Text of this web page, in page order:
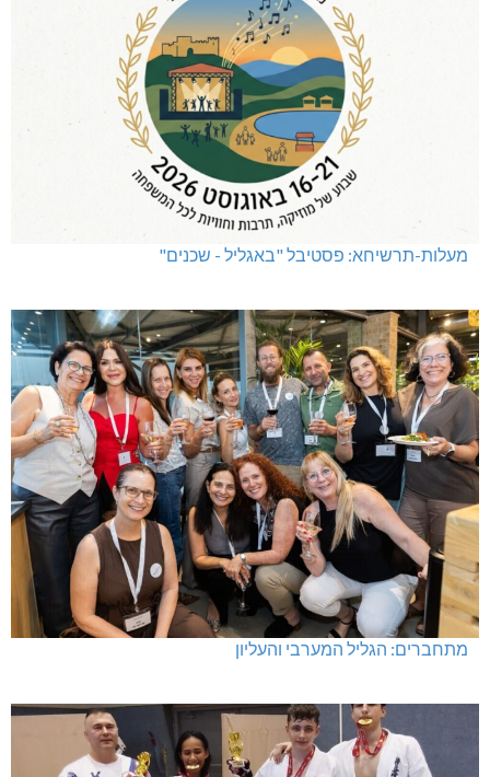
מעלות-תרשיחא: פסטיבל "באגליל - שכנים"
מתחברים: הגליל המערבי והעליון